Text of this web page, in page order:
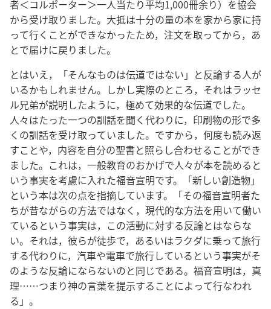
者＜コルポーター＞一人当たり平均1,000冊余り）を協会
から受け取りました。大抵は十分の量の本を家から家に持
って行くことができなかったため，注文を取ってから，あ
とで届けに戻りました。
とはいえ，「そんなものは伝道ではない」と反論する人が
いるかもしれません。しかし実際のところ，それはラッセ
ル兄弟が説明したように，極めて効果的な伝道でした。
人々はたった一つの訓話を聞く代わりに，印刷物の形で多
くの訓話を受け取っていました。ですから，何度も読み返
すことや，内容を自分の聖書と照らし合わせることができ
ました。これは，一般教育のおかげで人々が本を読めると
いう事実を考慮に入れた福音宣明です。「新しい創造物」
という本は次の点を指摘しています。「その福音宣明者た
ちが昔ながらの方法ではなく，現代的な方法を用いて働い
ているという事実は，この活動に対する反論とはならな
い。それは，彼らが徒歩で，あるいはラクダに乗って旅行
する代わりに，汽車や電車で旅行しているという事実がそ
のような反論にならないのと同じである。福音宣明は，真
理……つまり神の言葉を提示することによって行なわれ
る」。